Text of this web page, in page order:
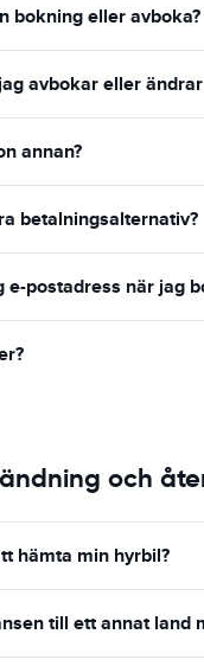
bokning eller avboka?
avbokar eller
annan?
betalningsalternativ?
postadress när jag
och
hämta min hyrbil?
till ett annat land